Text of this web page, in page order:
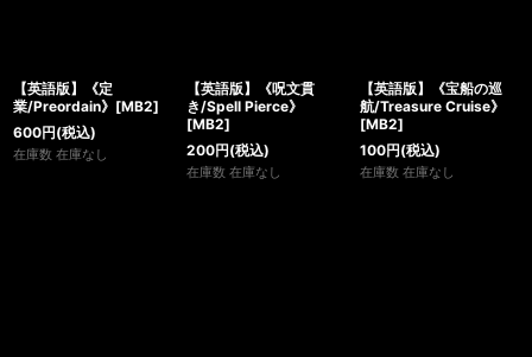
【英語版】《定
業/Preordain》[MB2]
600円(税込)
在庫数 在庫なし
【英語版】《呪文貫
き/Spell Pierce》
[MB2]
200円(税込)
在庫数 在庫なし
【英語版】《宝船の巡
航/Treasure Cruise》
[MB2]
100円(税込)
在庫数 在庫なし